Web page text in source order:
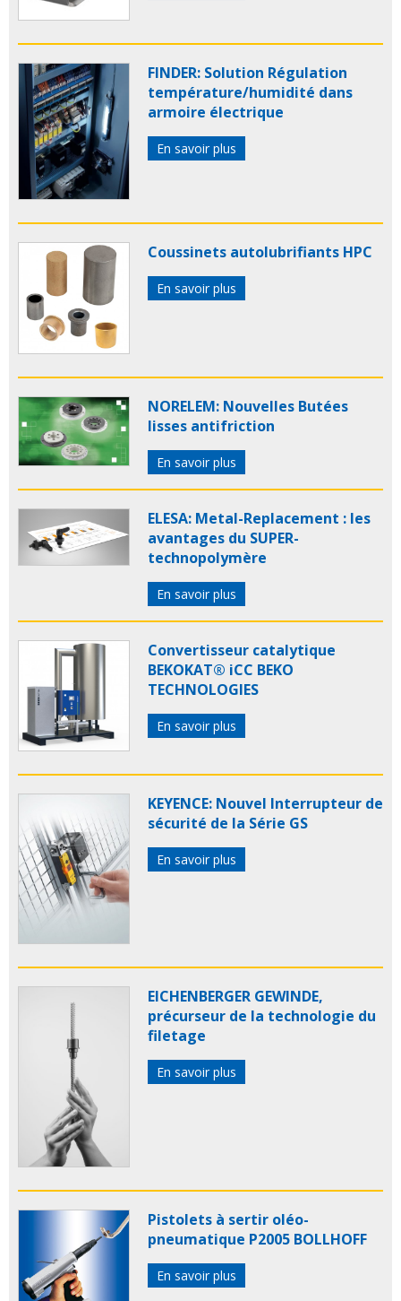
FINDER: Solution Régulation
température/humidité dans
armoire électrique
En savoir plus
Coussinets autolubrifiants HPC
En savoir plus
NORELEM: Nouvelles Butées
lisses antifriction
En savoir plus
ELESA: Metal-Replacement : les
avantages du SUPER-
technopolymère
En savoir plus
Convertisseur catalytique
BEKOKAT® iCC BEKO
TECHNOLOGIES
En savoir plus
KEYENCE: Nouvel Interrupteur de
sécurité de la Série GS
En savoir plus
EICHENBERGER GEWINDE,
précurseur de la technologie du
filetage
En savoir plus
Pistolets à sertir oléo-
pneumatique P2005 BOLLHOFF
En savoir plus